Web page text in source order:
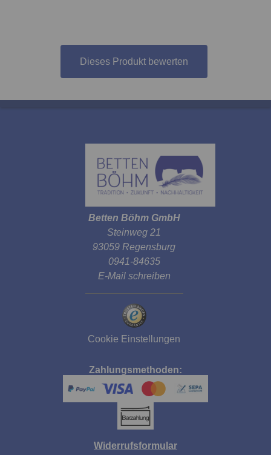
Dieses Produkt bewerten
Betten Böhm GmbH
Steinweg 21
93059 Regensburg
0941-84635
E-Mail schreiben
Cookie Einstellungen
Zahlungsmethoden:
Widerrufsformular